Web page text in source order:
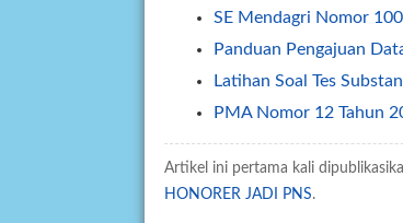
SE Mendagri Nomor
Panduan Pengajuan
Latihan Soal Tes
PMA Nomor 12 Tahun
Kalender Pendidikan
Kalender Pendidikan
Artikel ini pertama kali
HONORER JADI PNS.